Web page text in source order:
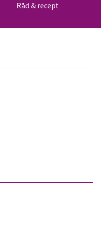
Råd & recept